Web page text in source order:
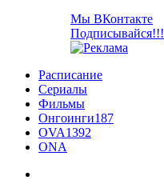
Мы ВКонтакте
Подписывайся!!!
Расписание
Сериалы
Фильмы
Онгоинги187
OVA1392
ONA